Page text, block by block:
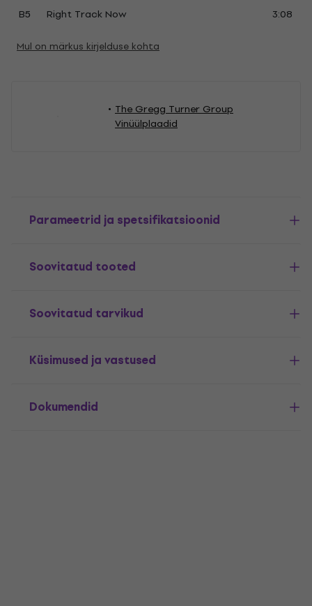
B5 Right Track Now 3:08
Mul on märkus kirjelduse kohta
The Gregg Turner Group
Vinüülplaadid
Parameetrid ja spetsifikatsioonid
Soovitatud tooted
Soovitatud tarvikud
Küsimused ja vastused
Dokumendid